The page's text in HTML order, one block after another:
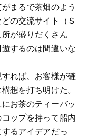
まるで茶畑のよう
の交流サイト（Ｓ
が盛りだくさん
するのは間違いな
れば、お客様が確
想を打ち明けた。
お茶のティーバッ
ップを持って船内
るアイデアだっ